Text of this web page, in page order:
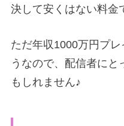
決して安くはない料金
ただ年収1000万円プ
うなので、配信者に
もしれません♪